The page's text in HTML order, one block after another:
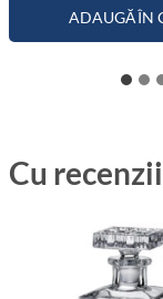
ADAUGĂ ÎN
Cu